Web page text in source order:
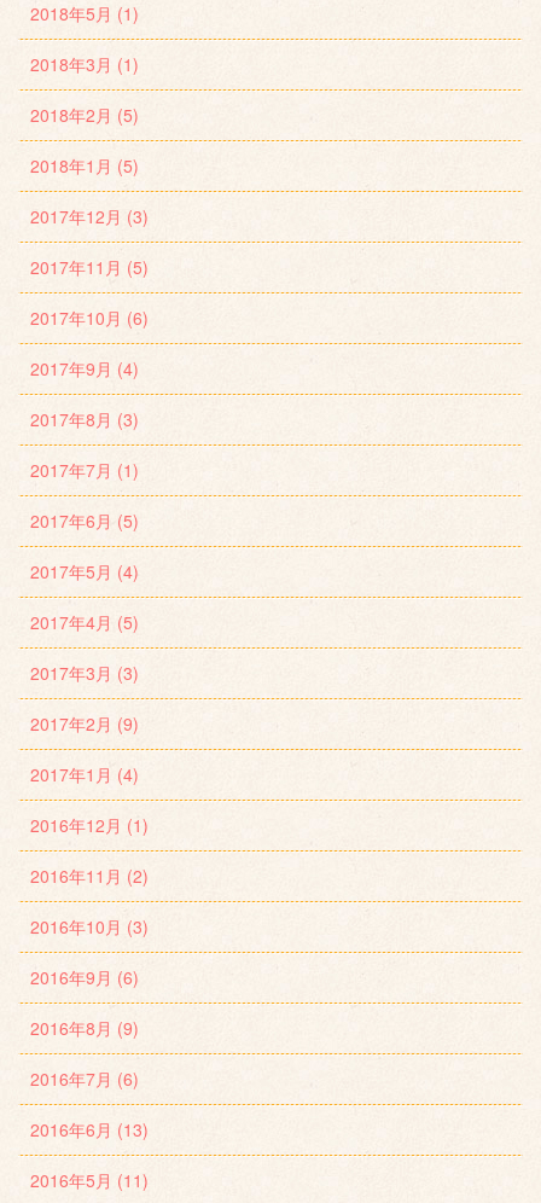
2018年5月 (1)
2018年3月 (1)
2018年2月 (5)
2018年1月 (5)
2017年12月 (3)
2017年11月 (5)
2017年10月 (6)
2017年9月 (4)
2017年8月 (3)
2017年7月 (1)
2017年6月 (5)
2017年5月 (4)
2017年4月 (5)
2017年3月 (3)
2017年2月 (9)
2017年1月 (4)
2016年12月 (1)
2016年11月 (2)
2016年10月 (3)
2016年9月 (6)
2016年8月 (9)
2016年7月 (6)
2016年6月 (13)
2016年5月 (11)